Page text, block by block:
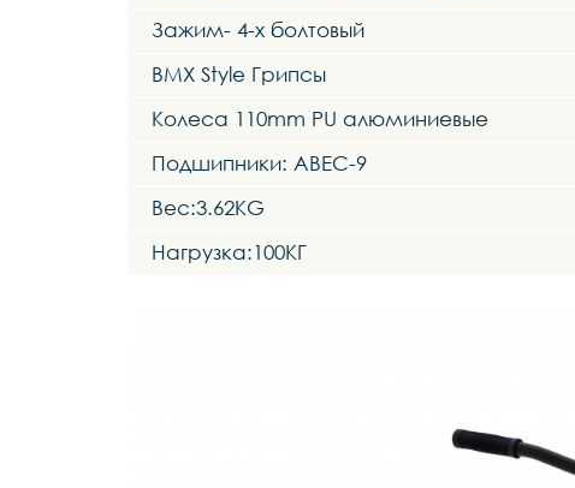
Зажим- 4-х болтовый
BMX Style Грипсы
Колеса 110mm PU алюминиевые
Подшипники: ABEC-9
Вес:3.62KG
Нагрузка:100КГ